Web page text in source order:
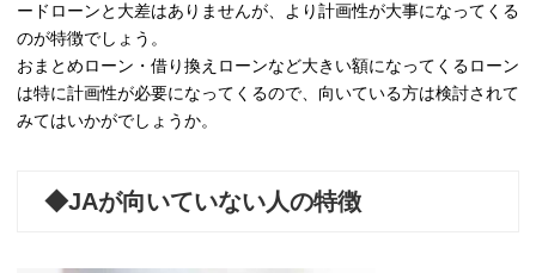
ードローンと大差はありませんが、より計画性が大事になってくる
のが特徴でしょう。
おまとめローン・借り換えローンなど大きい額になってくるローン
は特に計画性が必要になってくるので、向いている方は検討されて
みてはいかがでしょうか。
◆JAが向いていない人の特徴